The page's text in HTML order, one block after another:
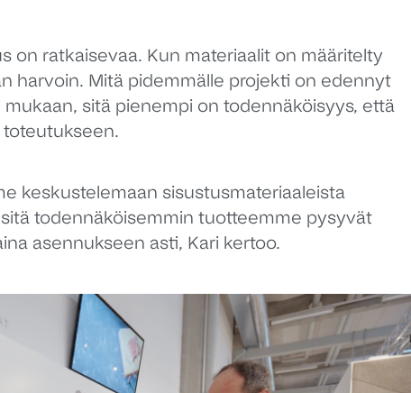
on ratkaisevaa. Kun materiaalit on määritelty
harvoin. Mitä pidemmälle projekti on edennyt
sitä pienempi on todennäköisyys, että
keskustelemaan sisustusmateriaaleista
todennäköisemmin tuotteemme pysyvät
asennukseen asti, Kari kertoo.